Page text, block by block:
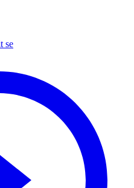
se